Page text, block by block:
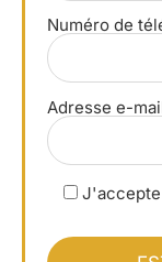
Numéro de
Adresse e-